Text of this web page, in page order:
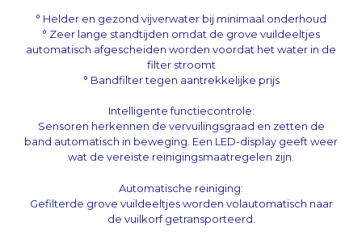
° Helder en gezond vijverwater bij minimaal onderhoud
° Zeer lange standtijden omdat de grove vuildeeltjes
automatisch afgescheiden worden voordat het water in de
filter stroomt
° Bandfilter tegen aantrekkelijke prijs
Intelligente functiecontrole:
Sensoren herkennen de vervuilingsgraad en zetten de
band automatisch in beweging. Een LED-display geeft weer
wat de vereiste reinigingsmaatregelen zijn.
Automatische reiniging:
Gefilterde grove vuildeeltjes worden volautomatisch naar
de vuilkorf getransporteerd.